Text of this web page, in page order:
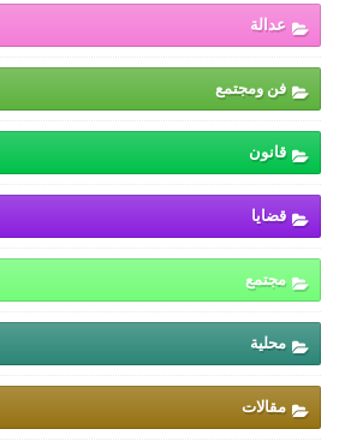
عدالة
فن ومجتمع
قانون
قضايا
مجتمع
محلية
مقالات